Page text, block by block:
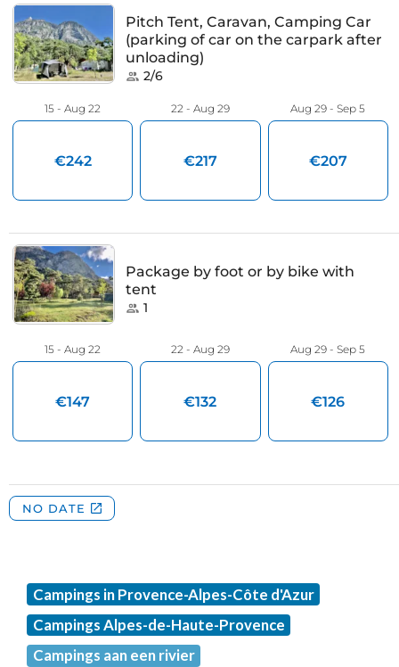
Campings in Provence-Alpes-Côte d'Azur
Campings Alpes-de-Haute-Provence
Campings aan een rivier